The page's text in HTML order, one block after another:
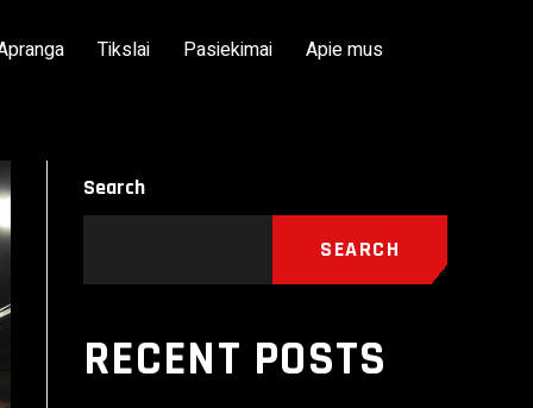
Tikslai Pasiekimai Apie mus
Search
SEARCH
RECENT POSTS